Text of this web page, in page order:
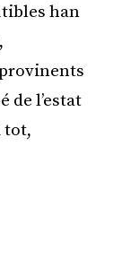
han
de l’estat
tot,